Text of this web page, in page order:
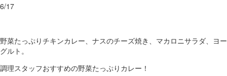
6/17
野菜たっぷりチキンカレー、ナスのチーズ焼き、マカロニサラダ、ヨー
グルト。
調理スタッフおすすめの野菜たっぷりカレー！